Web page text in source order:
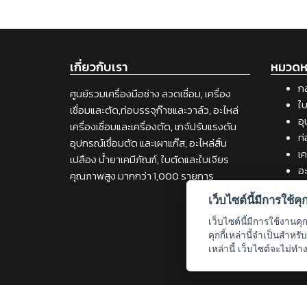
เกี่ยวกับเรา
ศูนย์รวมเครื่องมือช่าง ลวดเชื่อม, เครื่อง
เชื่อมและตัด,ท่อบรรจุก๊าซและวาล์ว, อะไหล่
เครื่องเชื่อมและเครื่องตัด, เกจ์ปรับแรงดัน
อุปกรณ์เชื่อมตัด และเผาแก๊ส, อะไหล่สิ้น
เปลือง น้ำยาเคมีภัณฑ์, ใบตัดและใบเจียร
คุณภาพสูง มากกว่า 1,000 รายการ
หมวด
ก
ใ
อุ
ท่
เ
อ
วั
เ
เ
เว็บไซต์นี้มีการใช้คุ
เว็บไซต์นี้มีการใช้งานคุ
คุกกี้เหล่านี้จำเป็นสำหรั
เหล่านี้ เว็บไซต์จะไม่ทำ